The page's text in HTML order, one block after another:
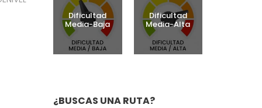
Dificultad
Media-Baja
Dificultad
Media-Alta
¿BUSCAS UNA RUTA?